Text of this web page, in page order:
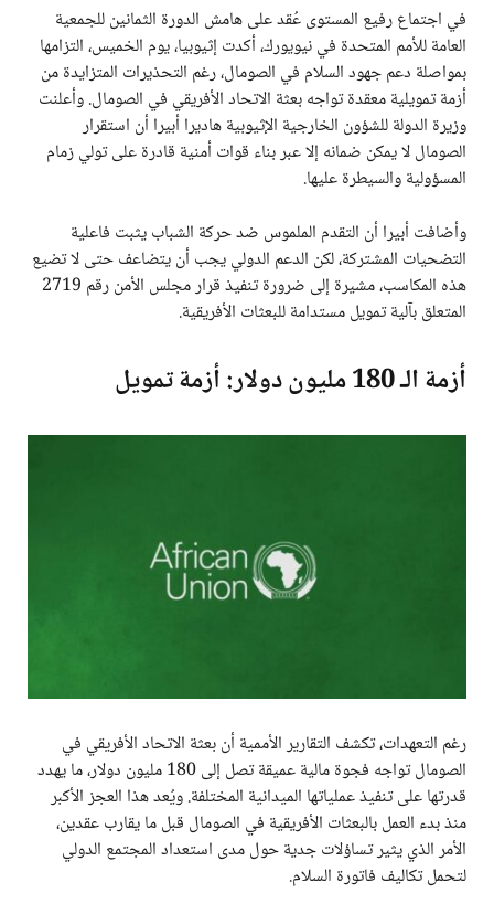
في اجتماع رفيع المستوى عُقد على هامش الدورة الثمانين للجمعية
العامة للأمم المتحدة في نيويورك، أكدت إثيوبيا، يوم الخميس، التزامها
بمواصلة دعم جهود السلام في الصومال، رغم التحذيرات المتزايدة من
أزمة تمويلية معقدة تواجه بعثة الاتحاد الأفريقي في الصومال. وأعلنت
وزيرة الدولة للشؤون الخارجية الإثيوبية هاديرا أبيرا أن استقرار
الصومال لا يمكن ضمانه إلا عبر بناء قوات أمنية قادرة على تولي زمام
المسؤولية والسيطرة عليها.
وأضافت أبيرا أن التقدم الملموس ضد حركة الشباب يثبت فاعلية
التضحيات المشتركة، لكن الدعم الدولي يجب أن يتضاعف حتى لا تضيع
هذه المكاسب، مشيرة إلى ضرورة تنفيذ قرار مجلس الأمن رقم 2719
المتعلق بآلية تمويل مستدامة للبعثات الأفريقية.
أزمة الـ 180 مليون دولار: أزمة تمويل
رغم التعهدات، تكشف التقارير الأممية أن بعثة الاتحاد الأفريقي في
الصومال تواجه فجوة مالية عميقة تصل إلى 180 مليون دولار، ما يهدد
قدرتها على تنفيذ عملياتها الميدانية المختلفة. ويُعد هذا العجز الأكبر
منذ بدء العمل بالبعثات الأفريقية في الصومال قبل ما يقارب عقدين،
الأمر الذي يثير تساؤلات جدية حول مدى استعداد المجتمع الدولي
لتحمل تكاليف فاتورة السلام.